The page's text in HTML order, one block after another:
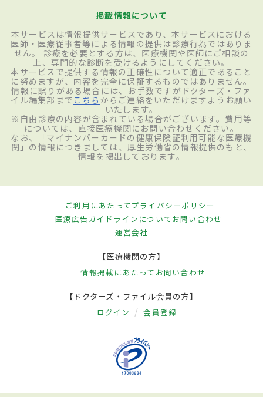
と以外では脳機能障害は見られず、しびれ
やまひなどが出ることはない。ほとんどの
場合、症状は24時間以内に消失する。
検査・診断
症状から診断基準に基づいて診断される。
問診ではてんかんや生活習慣病などの持病
脳梗塞の病歴、手足のしびれなどほか
で、家族や友人、同僚など周囲からの聞き
取りも行う。合わせて脳梗塞
どほかの疾患による症状でないことを確認
するため、頭部CTやMRI検査、脳波（脳が
検査などを実施。頭部CTやMRI検査は虚血
発作と区別するために行う
掲載情報について
本サービスは情報提供サービスであり、本サービスにおける
医師・医療従事者等による情報の提供は診療行為ではありま
せん。 診療を必要とする方は、医療機関や医師にご相談の
上、専門的な診断を受けるようにしてください。
本サービスで提供する情報の正確性について適正であること
に努めますが、内容を完全に保証するものではありません。
情報に誤りがある場合には、お手数ですがドクターズ・ファ
イル編集部まで こちら からご連絡をいただけますようお願い
いたします。
※自由診療の内容が含まれている場合がございます。費用等
については、直接医療機関にお問い合わせください。
なお、「マイナンバーカードの健康保険証利用可能な医療機
関」の情報につきましては、厚生労働省の情報提供のもと、
情報を掲出しております。
ご利用にあたってプライバシーポリシー
医療広告ガイドラインについてお問い合わせ
運営会社
【医療機関の方】
情報掲載にあたって お問い合わせ
【ドクターズ・ファイル会員の方】
ログイン 会員登録